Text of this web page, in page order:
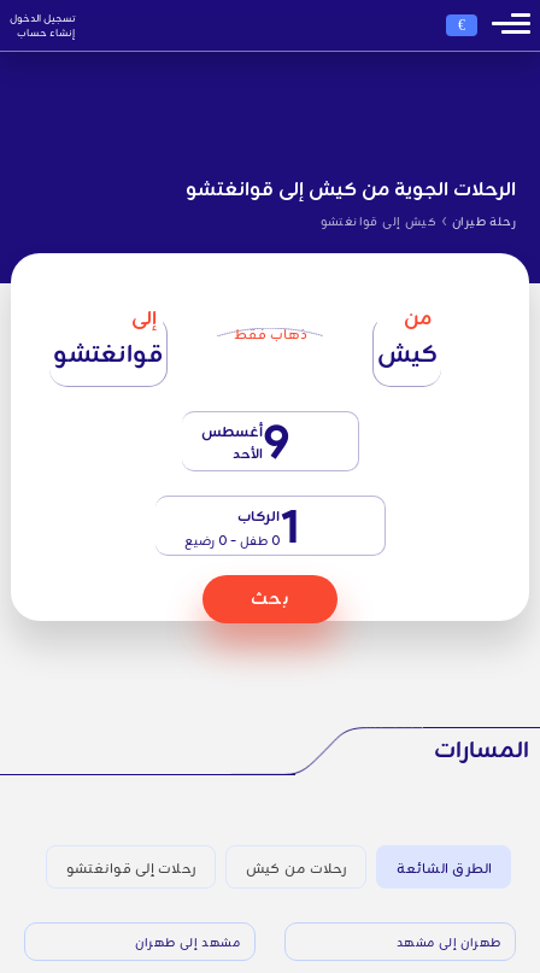
€
تسجيل الدخول
إنشاء حساب
الرحلات الجوية من كيش إلى قوانغتشو
رحلة طيران › كيش إلى قوانغتشو
من
كيش ذهاب فقط
إلى
قوانغتشو
9أغسطس
الأحد
1الركاب
0 طفل - 0 رضيع
بحث
المسارات
الطرق الشائعة رحلات من كيش رحلات إلى قوانغتشو
طهران إلى مشهد مشهد إلى طهران